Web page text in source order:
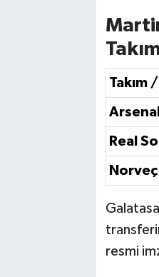
Takım
Real
Norveç
resmi